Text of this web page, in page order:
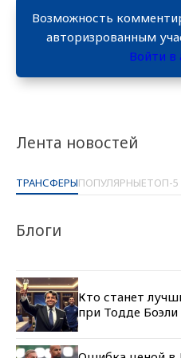
Лента новостей
ТРАНСФЕРЫПОПУЛЯРНЫЕТОП-5
Блоги
Кто станет
при Тодде Боэли
Возможность
авторизрованным
Войти в